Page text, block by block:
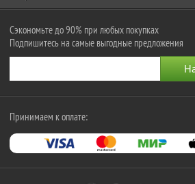
Сэкономьте до 90% при любых покупках
Подпишитесь на самые выгодные предложения
Принимаем к оплате: